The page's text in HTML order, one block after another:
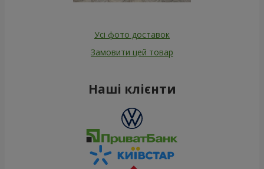
Усі фото доставок
Замовити цей товар
Наші клієнти